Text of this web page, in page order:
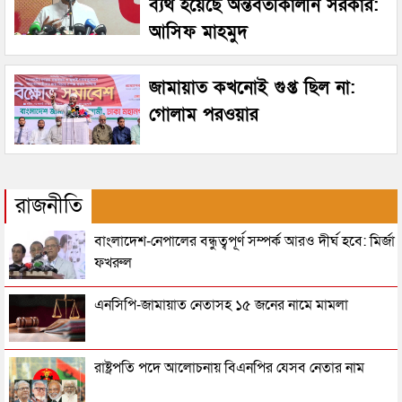
ব্যর্থ হয়েছে অন্তর্বর্তীকালীন সরকার:
আসিফ মাহমুদ
জামায়াত কখনোই গুপ্ত ছিল না:
গোলাম পরওয়ার
রাজনীতি
বাংলাদেশ-নেপালের বন্ধুত্বপূর্ণ সম্পর্ক আরও দীর্ঘ হবে: মির্জা
ফখরুল
এনসিপি-জামায়াত নেতাসহ ১৫ জনের নামে মামলা
রাষ্ট্রপতি পদে আলোচনায় বিএনপির যেসব নেতার নাম